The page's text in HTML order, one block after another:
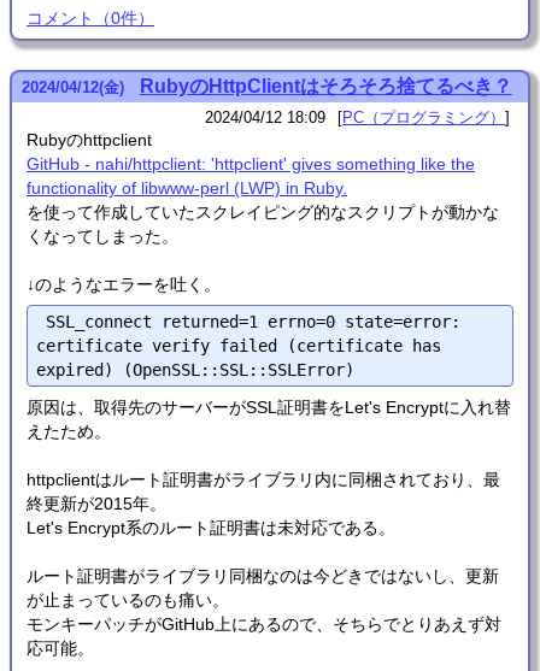
コメント （0件）
2024/04/12(金) RubyのHttpClientはそろそろ捨てるべき？
2024/04/12 18:09 PC（プログラミング）
Rubyのhttpclient
GitHub - nahi/httpclient: 'httpclient' gives something like the
functionality of libwww-perl (LWP) in Ruby.
を使って作成していたスクレイピング的なスクリプトが動かな
くなってしまった。
↓のようなエラーを吐く。
certificate verify failed (certificate has
原因は、取得先のサーバーがSSL証明書をLet's Encryptに入れ替
えたため。
httpclientはルート証明書がライブラリ内に同梱されており、最
終更新が2015年。
Let's Encrypt系のルート証明書は未対応である。
ルート証明書がライブラリ同梱なのは今どきではないし、更新
が止まっているのも痛い。
モンキーパッチがGitHub上にあるので、そちらでとりあえず対
応可能。